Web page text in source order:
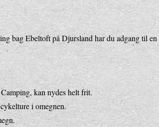
bag Ebeltoft på Djursland har du adgang til
kan nydes helt frit.
i omegnen.